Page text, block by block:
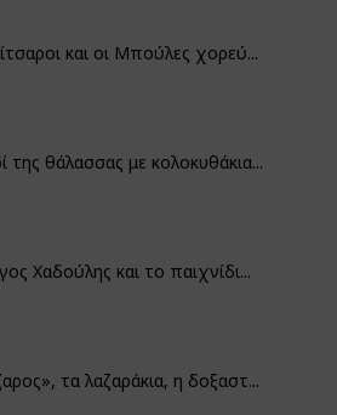
και οι Μπούλες χορεύ...
της θάλασσας με κολοκυθάκια...
Χαδούλης και το παιχνίδι...
τα λαζαράκια, η δοξαστ...